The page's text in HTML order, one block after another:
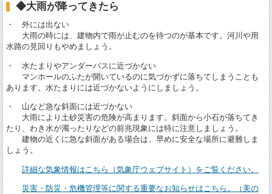
◆大雨が降ってきたら
・ 外には出ない
大雨の時には、建物内で雨が止むのを待つのが基本です。河川や用
水路の見回りもやめましょう。
・ 水たまりやアンダーパスに近づかない
マンホールのふたが開いているのに気づかずに落ちてしまうことも
あります。水たまりには近づかないようにしましょう。
・ 山など急な斜面には近づかない
大雨により土砂災害の危険が高まります。斜面から小石が落ちてき
たり、わき水が濁ったりなどの前兆現象には特に注意しましょう。
建物の近くに急な斜面がある場合は、早めに安全な場所に避難しま
しょう。
詳細な気象情報はこちら（気象庁ウェブサイト）をご覧ください。
災害・防災・危機管理等に関する重要なお知らせはこちら。（美の